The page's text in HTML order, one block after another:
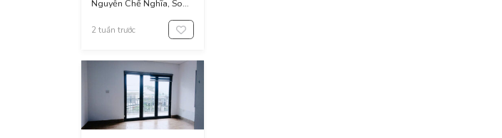
Nguyễn Chế Nghĩa, Son
2 tuần trước